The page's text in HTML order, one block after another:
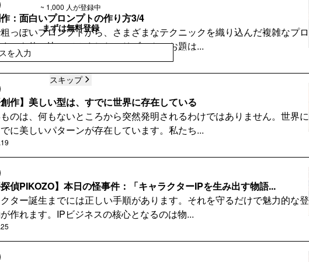
：面白いプロンプトの作り方3/4
っぽいプロンプトから、さまざまなテクニックを織り込んだ複雑なプロ
でを使い比べてみました。リブートのお題は...
創作】美しい型は、すでに世界に存在している
のは、何もないところから突然発明されるわけではありません。世界に
に美しいパターンが存在しています。私たち...
探偵PIKOZO】本日の怪事件：「キャラクターIPを生み出す物語...
ター誕生までには正しい手順があります。それを守るだけで魅力的な登
作れます。IPビジネスの核心となるのは物...
~ 1,000 人が登録中
まずは無料登録
登録
スキップ